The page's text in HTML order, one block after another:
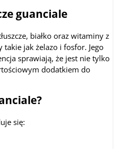
guanciale
białko oraz witaminy z
takie jak żelazo i fosfor. Jego
sprawiają, że jest nie tylko
dodatkiem do
się: